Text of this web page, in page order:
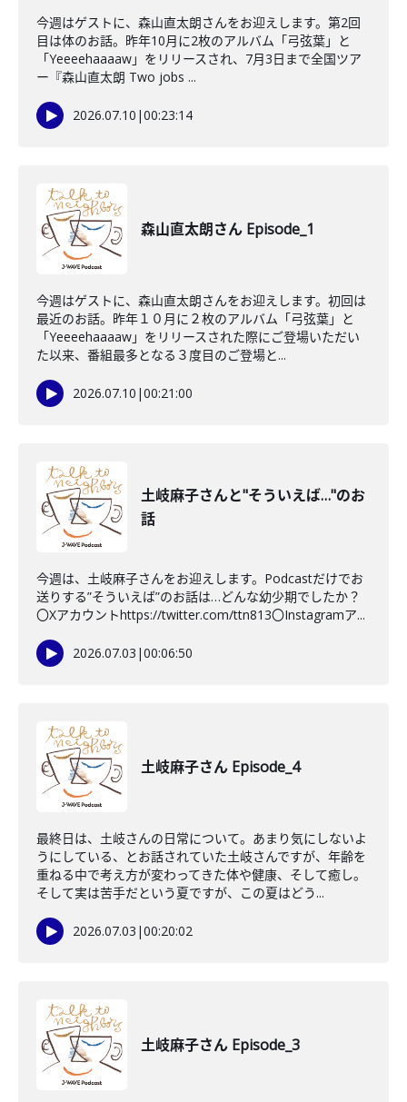
今週はゲストに、森山直太朗さんをお迎えします。第2回
目は体のお話。昨年10月に2枚のアルバム「弓弦葉」と
「Yeeeehaaaaw」をリリースされ、7月3日まで全国ツア
ー『森山直太朗 Two jobs ...
2026.07.10 |00:23:14
森山直太朗さん Episode_1
今週はゲストに、森山直太朗さんをお迎えします。初回は
最近のお話。昨年１０月に２枚のアルバム「弓弦葉」と
「Yeeeehaaaaw」をリリースされた際にご登場いただい
た以来、番組最多となる３度目のご登場と...
2026.07.10 |00:21:00
土岐麻子さんと"そういえば…"のお
話
今週は、土岐麻子さんをお迎えします。Podcastだけでお
送りする”そういえば”のお話は…どんな幼少期でしたか？
〇Xアカウントhttps://twitter.com/ttn813〇Instagramア...
2026.07.03 |00:06:50
土岐麻子さん Episode_4
最終日は、土岐さんの日常について。あまり気にしないよ
うにしている、とお話されていた土岐さんですが、年齢を
重ねる中で考え方が変わってきた体や健康、そして癒し。
そして実は苦手だという夏ですが、この夏はどう...
2026.07.03 |00:20:02
土岐麻子さん Episode_3